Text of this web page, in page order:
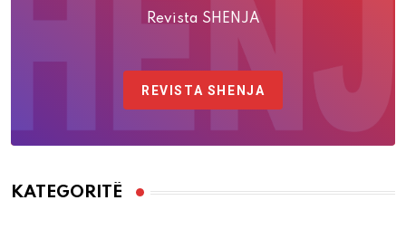
Revista SHENJA
REVISTA SHENJA
KATEGORITË